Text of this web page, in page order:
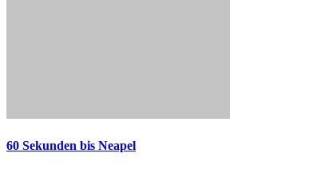
60 Sekunden bis Neapel